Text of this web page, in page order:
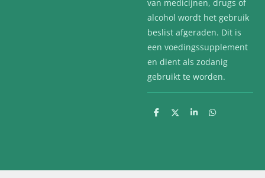
van medicijnen, drugs of
alcohol wordt het gebruik
beslist afgeraden. Dit is
een voedingssupplement
en dient als zodanig
gebruikt te worden.
D
D
S
D